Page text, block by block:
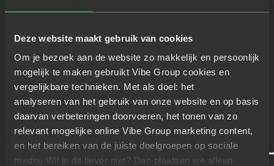
Deze website maakt gebruik van cookies
Om je bezoek aan de website zo makkelijk en persoonlijk
mogelijk te maken gebruikt Vibe Group cookies en
vergelijkbare technieken. Met als doel: het
analyseren van het gebruik van onze website en op basis
daarvan verbeteringen doorvoeren, het tonen van zo
relevant mogelijke online Vibe Group marketing content,
en het bereiken van de juiste doelgroepen op sociale
media. Wil je dit liever niet? Dan plaatsen we alleen
VAN MONOLIET NAAR
MICROSERVICES:
PORTBASE'S
RAZENDSNELLE
APPLICATIE-ONTWIKK